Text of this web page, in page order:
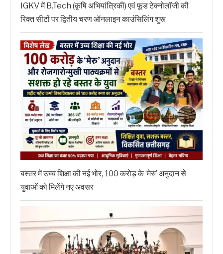
IGKV में B.Tech (कृषि अभियांत्रिकी) एवं फूड टेक्नोलॉजी की
रिक्त सीटों पर द्वितीय चरण ऑनलाइन काउंसिलिंग शुरू
बस्तर में उच्च शिक्षा की नई भोर, 100 करोड़ के ‘मेरु’ अनुदान से
युवाओं को मिलेंगे नए अवसर